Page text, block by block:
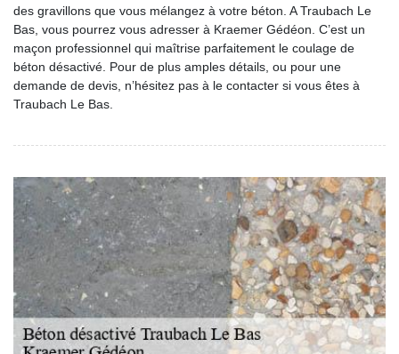
des gravillons que vous mélangez à votre béton. A Traubach Le
Bas, vous pourrez vous adresser à Kraemer Gédéon. C’est un
maçon professionnel qui maîtrise parfaitement le coulage de
béton désactivé. Pour de plus amples détails, ou pour une
demande de devis, n’hésitez pas à le contacter si vous êtes à
Traubach Le Bas.